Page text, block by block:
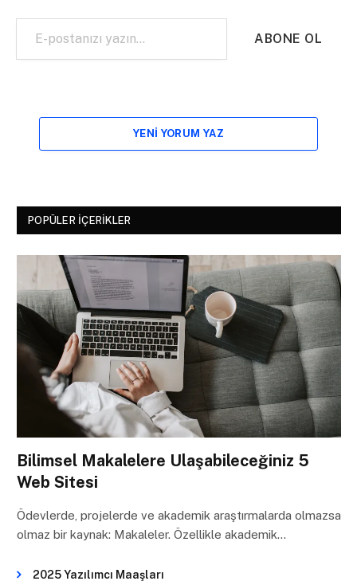
E-postanızı yazın…
ABONE OL
YENI YORUM YAZ
POPÜLER İÇERIKLER
Bilimsel Makalelere Ulaşabileceğiniz 5
Web Sitesi
Ödevlerde, projelerde ve akademik araştırmalarda olmazsa
olmaz bir kaynak: Makaleler. Özellikle akademik…
2025 Yazılımcı Maaşları